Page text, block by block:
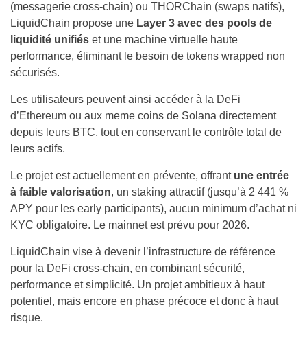
(messagerie cross-chain) ou THORChain (swaps natifs),
LiquidChain propose une Layer 3 avec des pools de
liquidité unifiés et une machine virtuelle haute
performance, éliminant le besoin de tokens wrapped non
sécurisés.
Les utilisateurs peuvent ainsi accéder à la DeFi
d’Ethereum ou aux meme coins de Solana directement
depuis leurs BTC, tout en conservant le contrôle total de
leurs actifs.
Le projet est actuellement en prévente, offrant une entrée
à faible valorisation, un staking attractif (jusqu’à 2 441 %
APY pour les early participants), aucun minimum d’achat ni
KYC obligatoire. Le mainnet est prévu pour 2026.
LiquidChain vise à devenir l’infrastructure de référence
pour la DeFi cross-chain, en combinant sécurité,
performance et simplicité. Un projet ambitieux à haut
potentiel, mais encore en phase précoce et donc à haut
risque.